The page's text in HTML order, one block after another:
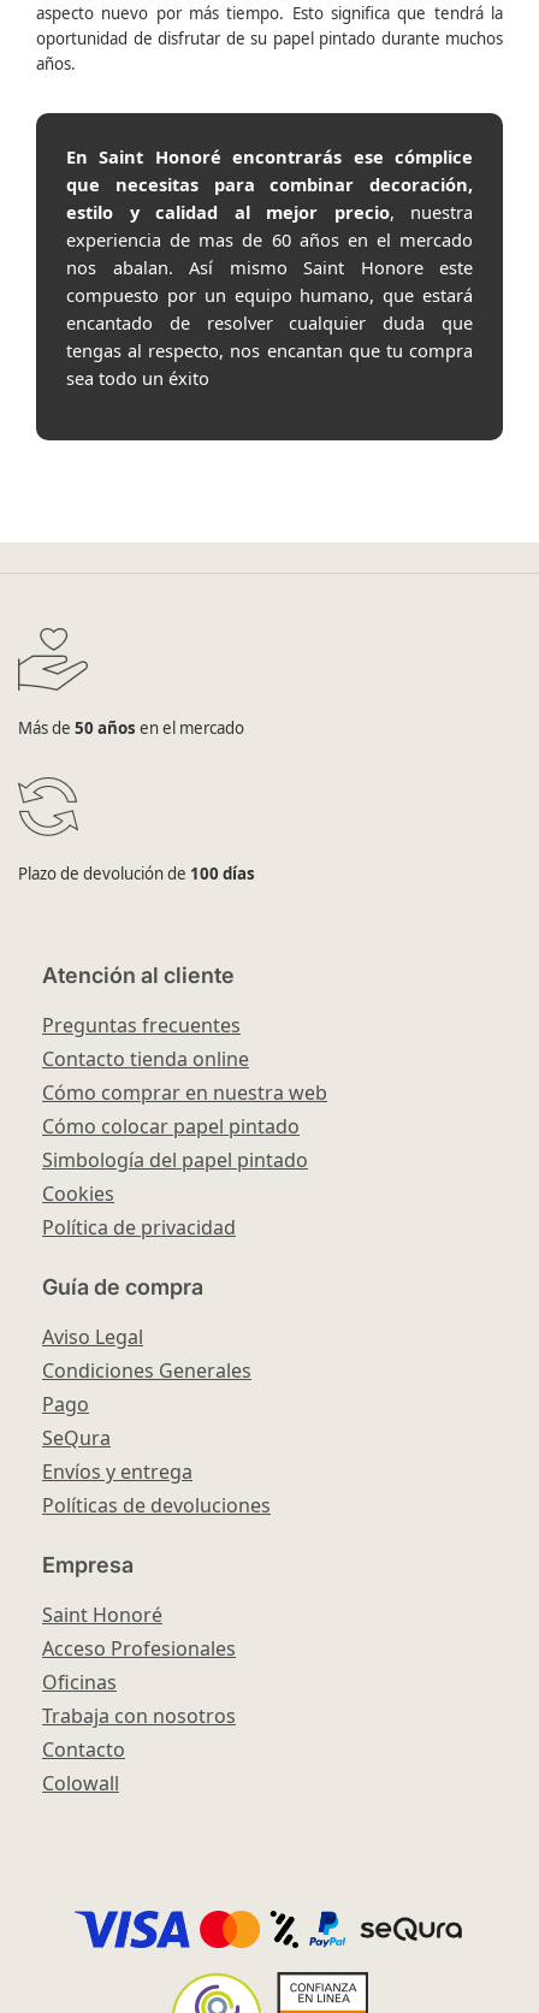
aspecto nuevo por más tiempo. Esto significa que tendrá la
oportunidad de disfrutar de su papel pintado durante muchos
años.
En Saint Honoré encontrarás ese cómplice
que necesitas para combinar decoración,
estilo y calidad al mejor precio, nuestra
experiencia de mas de 60 años en el mercado
nos abalan. Así mismo Saint Honore este
compuesto por un equipo humano, que estará
encantado de resolver cualquier duda que
tengas al respecto, nos encantan que tu compra
sea todo un éxito
Más de 50 años en el mercado
Plazo de devolución de 100 días
Atención al cliente
Preguntas frecuentes
Contacto tienda online
Cómo comprar en nuestra web
Cómo colocar papel pintado
Simbología del papel pintado
Cookies
Política de privacidad
Guía de compra
Aviso Legal
Condiciones Generales
Pago
SeQura
Envíos y entrega
Políticas de devoluciones
Empresa
Saint Honoré
Acceso Profesionales
Oficinas
Trabaja con nosotros
Contacto
Colowall